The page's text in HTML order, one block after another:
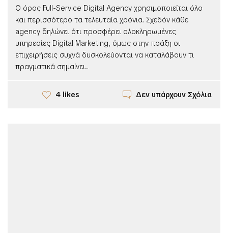
Ο όρος Full-Service Digital Agency χρησιμοποιείται όλο
και περισσότερο τα τελευταία χρόνια. Σχεδόν κάθε
agency δηλώνει ότι προσφέρει ολοκληρωμένες
υπηρεσίες Digital Marketing, όμως στην πράξη οι
επιχειρήσεις συχνά δυσκολεύονται να καταλάβουν τι
πραγματικά σημαίνει...
4 likes Δεν υπάρχουν Σχόλια